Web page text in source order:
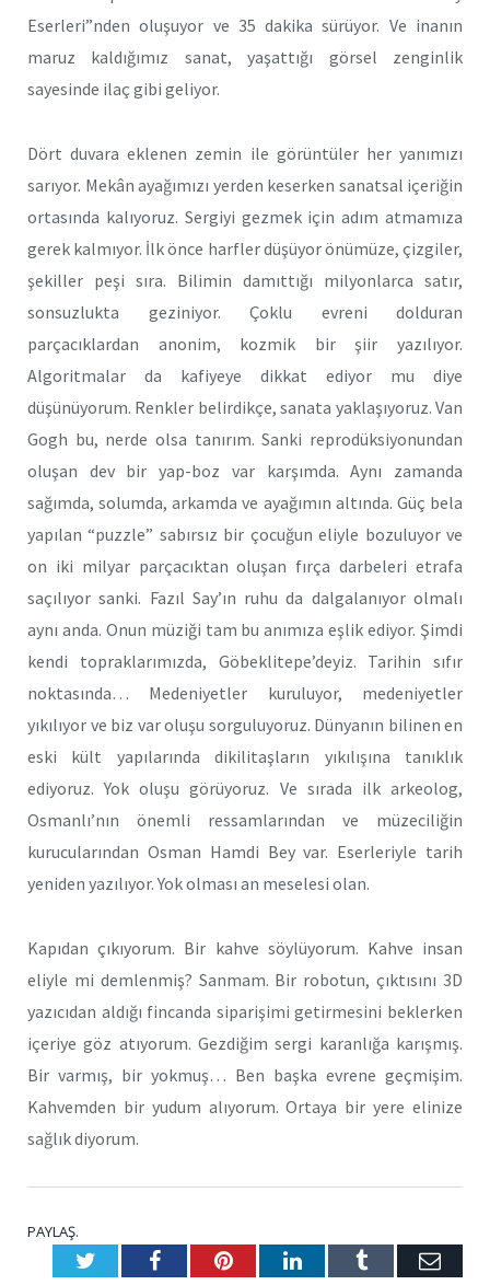
Eserleri”nden oluşuyor ve 35 dakika sürüyor. Ve inanın
maruz kaldığımız sanat, yaşattığı görsel zenginlik
sayesinde ilaç gibi geliyor.
Dört duvara eklenen zemin ile görüntüler her yanımızı
sarıyor. Mekân ayağımızı yerden keserken sanatsal içeriğin
ortasında kalıyoruz. Sergiyi gezmek için adım atmamıza
gerek kalmıyor. İlk önce harfler düşüyor önümüze, çizgiler,
şekiller peşi sıra. Bilimin damıttığı milyonlarca satır,
sonsuzlukta geziniyor. Çoklu evreni dolduran
parçacıklardan anonim, kozmik bir şiir yazılıyor.
Algoritmalar da kafiyeye dikkat ediyor mu diye
düşünüyorum. Renkler belirdikçe, sanata yaklaşıyoruz. Van
Gogh bu, nerde olsa tanırım. Sanki reprodüksiyonundan
oluşan dev bir yap-boz var karşımda. Aynı zamanda
sağımda, solumda, arkamda ve ayağımın altında. Güç bela
yapılan “puzzle” sabırsız bir çocuğun eliyle bozuluyor ve
on iki milyar parçacıktan oluşan fırça darbeleri etrafa
saçılıyor sanki. Fazıl Say’ın ruhu da dalgalanıyor olmalı
aynı anda. Onun müziği tam bu anımıza eşlik ediyor. Şimdi
kendi topraklarımızda, Göbeklitepe’deyiz. Tarihin sıfır
noktasında… Medeniyetler kuruluyor, medeniyetler
yıkılıyor ve biz var oluşu sorguluyoruz. Dünyanın bilinen en
eski kült yapılarında dikilitaşların yıkılışına tanıklık
ediyoruz. Yok oluşu görüyoruz. Ve sırada ilk arkeolog,
Osmanlı’nın önemli ressamlarından ve müzeciliğin
kurucularından Osman Hamdi Bey var. Eserleriyle tarih
yeniden yazılıyor. Yok olması an meselesi olan.
Kapıdan çıkıyorum. Bir kahve söylüyorum. Kahve insan
eliyle mi demlenmiş? Sanmam. Bir robotun, çıktısını 3D
yazıcıdan aldığı fincanda siparişimi getirmesini beklerken
içeriye göz atıyorum. Gezdiğim sergi karanlığa karışmış.
Bir varmış, bir yokmuş… Ben başka evrene geçmişim.
Kahvemden bir yudum alıyorum. Ortaya bir yere elinize
sağlık diyorum.
PAYLAŞ.
TwitterFacebookPinterestLinkedInTumblr E-